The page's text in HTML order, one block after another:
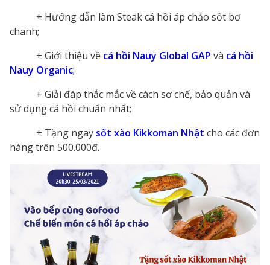
+ Hướng dẫn làm Steak cá hồi áp chảo sốt bơ
chanh;
+ Giới thiệu về cá hồi Nauy Global GAP và cá hồi
Nauy Organic;
+ Giải đáp thắc mắc về cách sơ chế, bảo quản và
sử dụng cá hồi chuẩn nhất;
+ Tặng ngay sốt xào Kikkoman Nhật cho các đơn
hàng trên 500.000đ.